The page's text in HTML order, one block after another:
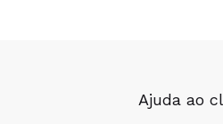
Ajuda ao